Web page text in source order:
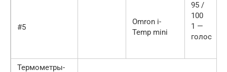
#5
Omron i-
Temp mini
95 /
100
1 —
голос
Термометры-